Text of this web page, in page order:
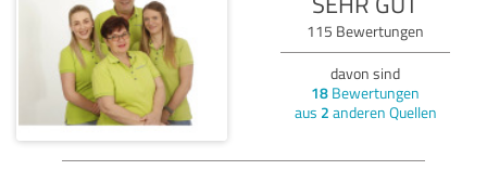
115 Bewertungen
davon sind
18 Bewertungen
aus 2 anderen Quellen